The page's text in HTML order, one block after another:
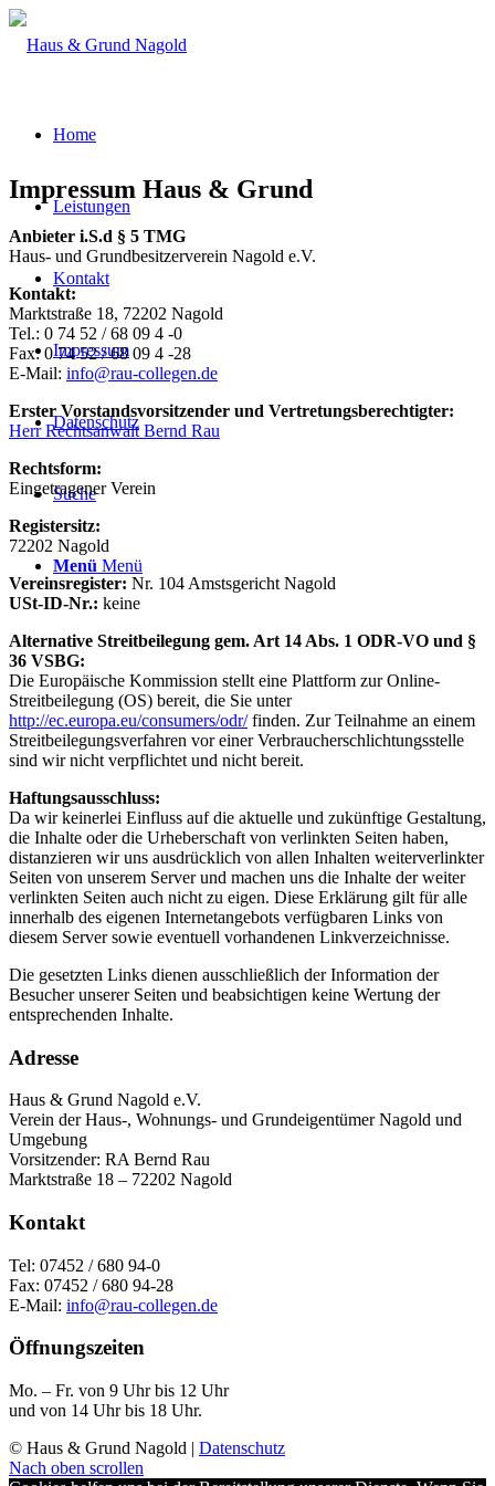
Home
Leistungen
Kontakt
Impressum
Datenschutz
Suche
Menü Menü
Impressum Haus & Grund
Anbieter i.S.d § 5 TMG
Haus- und Grundbesitzerverein Nagold e.V.
Kontakt:
Marktstraße 18, 72202 Nagold
Tel.: 0 74 52 / 68 09 4 -0
Fax: 0 74 52 / 68 09 4 -28
E-Mail: info@rau-collegen.de
Erster Vorstandsvorsitzender und Vertretungsberechtigter:
Herr Rechtsanwalt Bernd Rau
Rechtsform:
Eingetragener Verein
Registersitz:
72202 Nagold
Vereinsregister: Nr. 104 Amstsgericht Nagold
USt-ID-Nr.: keine
Alternative Streitbeilegung gem. Art 14 Abs. 1 ODR-VO und §
36 VSBG:
Die Europäische Kommission stellt eine Plattform zur Online-
Streitbeilegung (OS) bereit, die Sie unter
http://ec.europa.eu/consumers/odr/finden. Zur Teilnahme an einem
Streitbeilegungsverfahren vor einer Verbraucherschlichtungsstelle
sind wir nicht verpflichtet und nicht bereit.
Haftungsausschluss:
Da wir keinerlei Einfluss auf die aktuelle und zukünftige Gestaltung,
die Inhalte oder die Urheberschaft von verlinkten Seiten haben,
distanzieren wir uns ausdrücklich von allen Inhalten weiterverlinkter
Seiten von unserem Server und machen uns die Inhalte der weiter
verlinkten Seiten auch nicht zu eigen. Diese Erklärung gilt für alle
innerhalb des eigenen Internetangebots verfügbaren Links von
diesem Server sowie eventuell vorhandenen Linkverzeichnisse.
Die gesetzten Links dienen ausschließlich der Information der
Besucher unserer Seiten und beabsichtigen keine Wertung der
entsprechenden Inhalte.
Adresse
Haus & Grund Nagold e.V.
Verein der Haus-, Wohnungs- und Grundeigentümer Nagold und
Umgebung
Vorsitzender: RA Bernd Rau
Marktstraße 18 – 72202 Nagold
Kontakt
Tel: 07452 / 680 94-0
Fax: 07452 / 680 94-28
E-Mail: info@rau-collegen.de
Öffnungszeiten
Mo. – Fr. von 9 Uhr bis 12 Uhr
und von 14 Uhr bis 18 Uhr.
© Haus & Grund Nagold | Datenschutz
Nach oben scrollen